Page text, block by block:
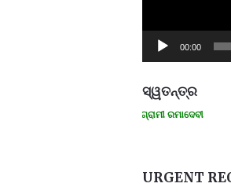
00:00
ସ୍ୱତନ୍ତ୍ର
ମନେ ପଡନ୍ତି: ସ୍ୱାଧୀନତା ସଂଗ୍ରାମୀ ରମାଦେବୀ ଗୁରୁ
URGENT